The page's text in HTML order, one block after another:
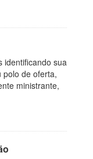
identificando sua
polo de oferta,
ministrante,